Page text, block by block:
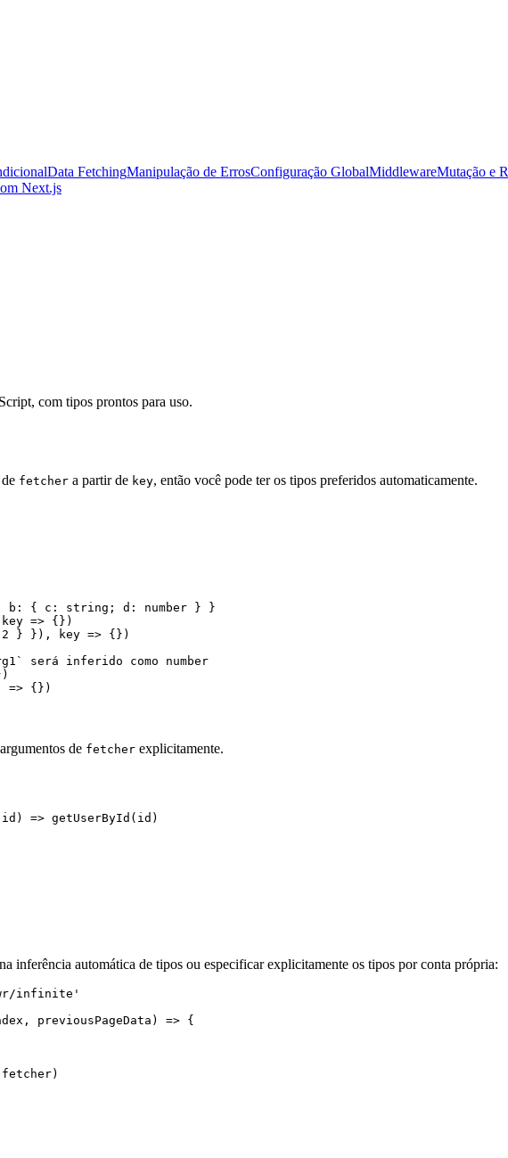
Data FetchingManipulação de ErrosConfiguração GlobalMiddlewareMutação e
Next.js
com tipos prontos para uso.
fetcher a partir de key, então você pode ter os tipos preferidos automaticamente.
b: { c: string; d: number } }
key => {})
2 } }), key => {})
será inferido como number
=> {})
de fetcher explicitamente.
id ) => getUserById (id)
inferência automática de tipos ou especificar explicitamente os tipos por conta própria:
infinite'
, previousPageData ) => {